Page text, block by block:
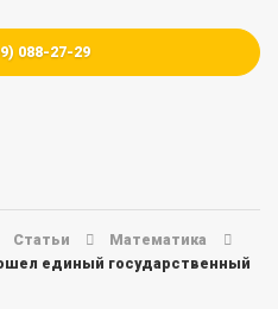
088-27-29
Статьи
Математика
единый государственный